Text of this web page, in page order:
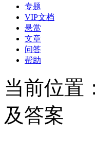
专题
VIP文档
悬赏
文章
问答
帮助
当前位置：
及答案